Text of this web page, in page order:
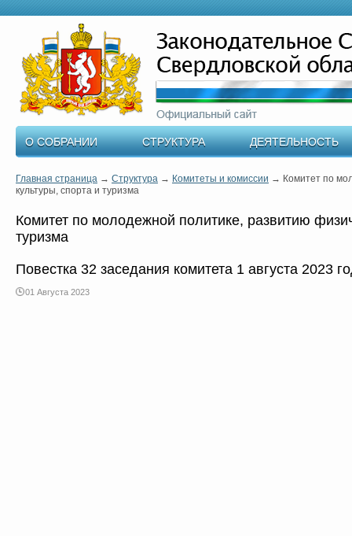
О СОБРАНИИ СТРУКТУРА ДЕЯТЕЛЬНОСТЬ
Главная страница → Структура → Комитеты и комиссии → Комитет по
культуры, спорта и туризма
Комитет по молодежной политике, развитию
туризма
Повестка 32 заседания комитета 1 августа 2023
01 Августа 2023